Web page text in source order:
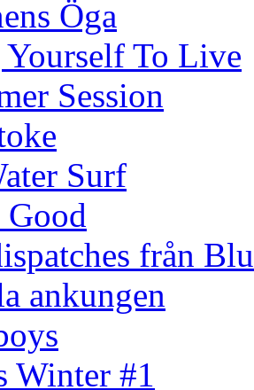
Öga
To Live
Session
Surf
från
ankungen
Winter #1